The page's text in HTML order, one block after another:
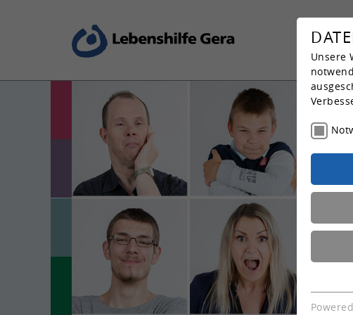
Wohnen und Leben
Bildung und Beruf
Arbeiten und Fördern
Produktion und Dienstleistung
Unsere
Einige